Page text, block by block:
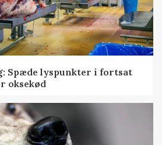
Spæde lyspunkter i fortsat
oksekød